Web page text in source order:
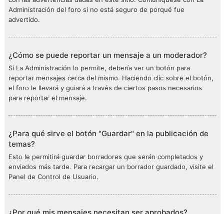
Administración del foro si no está seguro de porqué fue
advertido.
¿Cómo se puede reportar un mensaje a un moderador?
Si La Administración lo permite, debería ver un botón para
reportar mensajes cerca del mismo. Haciendo clic sobre el botón,
el foro le llevará y guiará a través de ciertos pasos necesarios
para reportar el mensaje.
¿Para qué sirve el botón "Guardar" en la publicación de
temas?
Esto le permitirá guardar borradores que serán completados y
enviados más tarde. Para recargar un borrador guardado, visite el
Panel de Control de Usuario.